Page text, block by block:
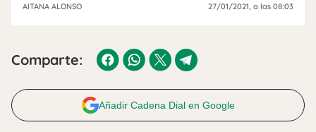
AITANA ALONSO 27/01/2021 , a las 08:03
Comparte:
Añadir Cadena Dial en Google